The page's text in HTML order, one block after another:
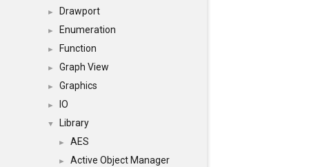
► Drawport
► Enumeration
► Function
► Graph View
► Graphics
► IO
▼ Library
► AES
► Active Object Manager